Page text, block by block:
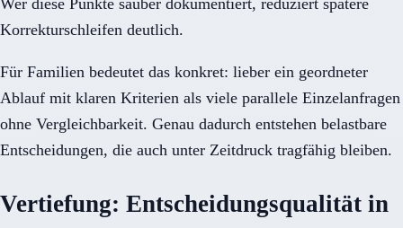
Wer diese Punkte sauber dokumentiert, reduziert spätere
Korrekturschleifen deutlich.
Für Familien bedeutet das konkret: lieber ein geordneter
Ablauf mit klaren Kriterien als viele parallele Einzelanfragen
ohne Vergleichbarkeit. Genau dadurch entstehen belastbare
Entscheidungen, die auch unter Zeitdruck tragfähig bleiben.
Vertiefung: Entscheidungsqualität in